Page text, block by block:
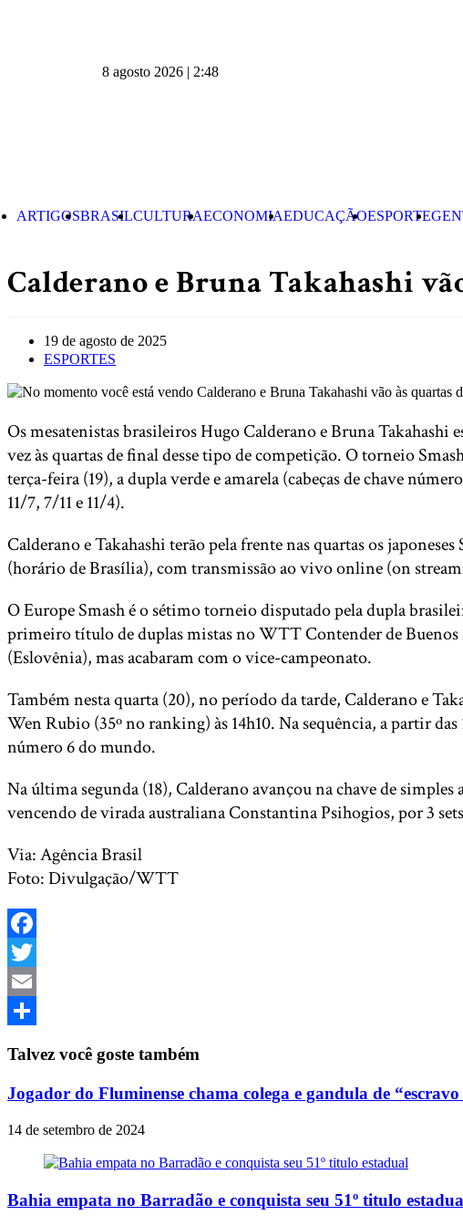
8 agosto 2026 | 2:48
ARTIGOSBRASILCULTURAECONOMIAEDUCAÇÃOESPORTE
Calderano e Bruna Takahashi
19 de agosto de 2025
ESPORTES
Os mesatenistas brasileiros Hugo Calderano e Bruna
vez às quartas de final desse tipo de competição. O torneio
terça-feira (19), a dupla verde e amarela (cabeças de chave
11/7, 7/11 e 11/4).
Calderano e Takahashi terão pela frente nas quartas os
(horário de Brasília), com transmissão ao vivo online (on
O Europe Smash é o sétimo torneio disputado pela dupla
primeiro título de duplas mistas no WTT Contender de
(Eslovênia), mas acabaram com o vice-campeonato.
Também nesta quarta (20), no período da tarde, Calderano e
Wen Rubio (35º no ranking) às 14h10. Na sequência, a partir
número 6 do mundo.
Na última segunda (18), Calderano avançou na chave de
vencendo de virada australiana Constantina Psihogios, por 3 sets
Via: Agência Brasil
Foto: Divulgação/WTT
Facebook
Twitter
Email
Talvez você goste também
Jogador do Fluminense chama colega e gandula de “escravo
14 de setembro de 2024
Bahia empata no Barradão e conquista seu 51º titulo